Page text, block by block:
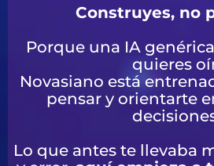
Construyes, no
Porque una IA
quieres
Novasiano está
pensar y orientarte
Lo que antes te llevaba